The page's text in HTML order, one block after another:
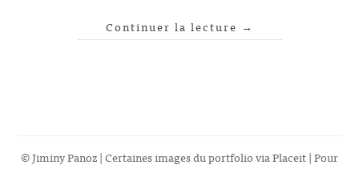
Continuer la lecture →
© Jiminy Panoz | Certaines images du portfolio viaPlaceit| Pour